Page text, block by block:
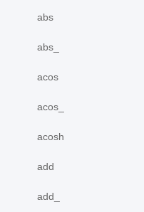
abs
abs_
acos
acos_
acosh
add
add_